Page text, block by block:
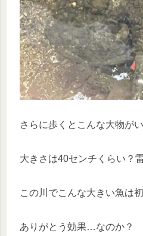
さらに歩くとこんな大物が
大きさは40センチくらい？
この川でこんな大きい魚は
ありがとう効果…なのか？